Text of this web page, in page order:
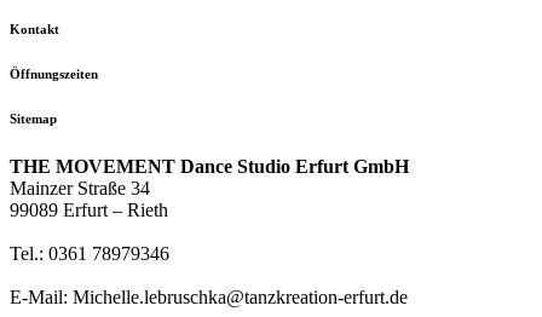
Kontakt
Öffnungszeiten
Sitemap
THE MOVEMENT Dance Studio Erfurt GmbH
Mainzer Straße 34
99089 Erfurt – Rieth
Tel.: 0361 78979346
E-Mail: Michelle.lebruschka@tanzkreation-erfurt.de